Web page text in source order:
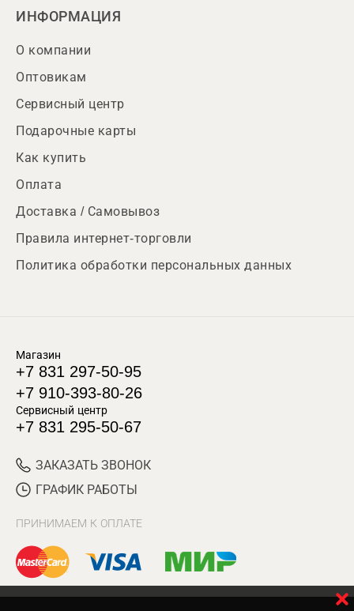
ИНФОРМАЦИЯ
О компании
Оптовикам
Сервисный центр
Подарочные карты
Как купить
Оплата
Доставка / Самовывоз
Правила интернет-торговли
Политика обработки персональных данных
Магазин
+7 831 297-50-95
+7 910-393-80-26
Сервисный центр
+7 831 295-50-67
ЗАКАЗАТЬ ЗВОНОК
ГРАФИК РАБОТЫ
ПРИНИМАЕМ К ОПЛАТЕ